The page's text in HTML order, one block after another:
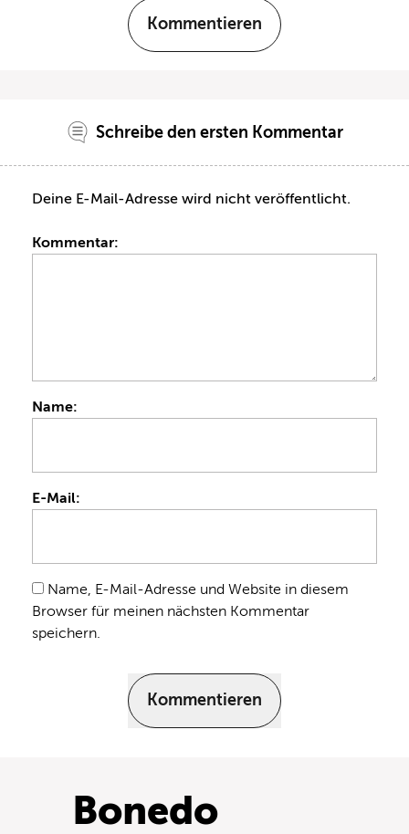
Kommentieren
Schreibe den ersten Kommentar
Deine E-Mail-Adresse wird nicht veröffentlicht.
Kommentar:
Name:
E-Mail:
Name, E-Mail-Adresse und Website in diesem
Browser für meinen nächsten Kommentar
speichern.
Kommentieren
Bonedo